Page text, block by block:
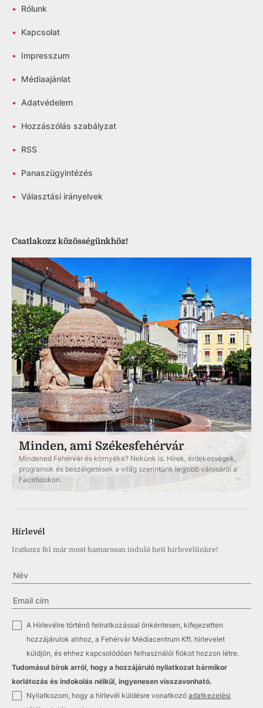
• Rólunk
• Kapcsolat
• Impresszum
• Médiaajánlat
• Adatvédelem
• Hozzászólás szabályzat
• RSS
• Panaszügyintézés
• Választási irányelvek
Csatlakozz közösségünkhöz!
Minden, ami Székesfehérvár
Mindened Fehérvár és környéke? Nekünk is. Hírek, érdekességek,
programok és beszélgetések a világ szerintünk legjobb városáról a
Facebookon.
Hírlevél
Iratkozz fel már most hamarosan induló heti hírlevelünkre!
A Hírlevélre történő feliratkozással önkéntesen, kifejezetten
hozzájárulok ahhoz, a Fehérvár Médiacentrum Kft. hírlevelet
küldjön, és ehhez kapcsolódóan felhasználói fiókot hozzon létre.
Tudomásul bírok arról, hogy a hozzájáruló nyilatkozat bármikor
korlátozás és indokolás nélkül, ingyenesen visszavonható.
Nyilatkozom, hogy a hírlevél küldésre vonatkozó adatkezelési